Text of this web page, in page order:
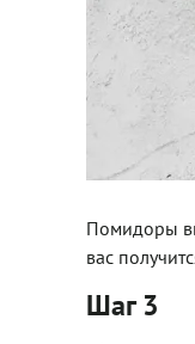
Помидоры
вас
Шаг 3